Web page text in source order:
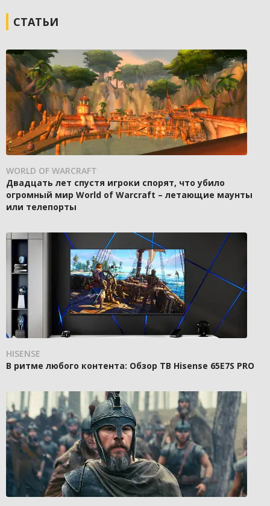
СТАТЬИ
WORLD OF WARCRAFT
Двадцать лет спустя игроки спорят, что убило
огромный мир World of Warcraft – летающие маунты
или телепорты
HISENSE
В ритме любого контента: Обзор ТВ Hisense 65E7S PRO